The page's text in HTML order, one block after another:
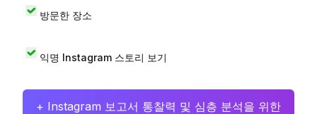
방문한 장소
익명 Instagram 스토리 보기
+ Instagram 보고서 통찰력 및 심층 분석을 위한